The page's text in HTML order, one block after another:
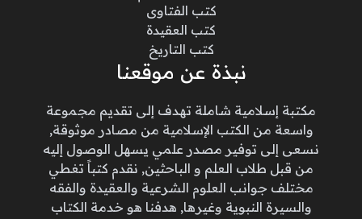
كتب الفتاوى
كتب العقيدة
كتب التاريخ
نبذة عن موقعنا
مكتبة إسلامية شاملة تهدف إلى تقديم مجموعة
واسعة من الكتب الإسلامية من مصادر موثوقة,
نسعى إلى توفير مصدر علمي يسهل الوصول إليه
من قبل طلاب العلم و الباحثين, نقدم كتباً تغطي
مختلف جوانب العلوم الشرعية والعقيدة والفقه
والسيرة النبوية وغيرها, هدفنا هو خدمة الكتاب